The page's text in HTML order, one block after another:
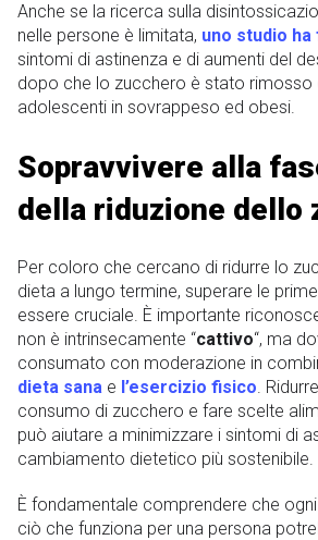
Anche se la ricerca sulla
nelle persone è limitata, uno studio
sintomi di astinenza e di aumenti del
dopo che lo zucchero è stato rimosso
adolescenti in sovrappeso ed obesi.
Sopravvivere alla
della riduzione dello
Per coloro che cercano di ridurre lo
dieta a lungo termine, superare le
essere cruciale. È importante
non è intrinsecamente “cattivo“, ma
consumato con moderazione in
dieta sana e l’esercizio fisico.
consumo di zucchero e fare scelte
può aiutare a minimizzare i sintomi di
cambiamento dietetico più sostenibile.
È fondamentale comprendere che
ciò che funziona per una persona